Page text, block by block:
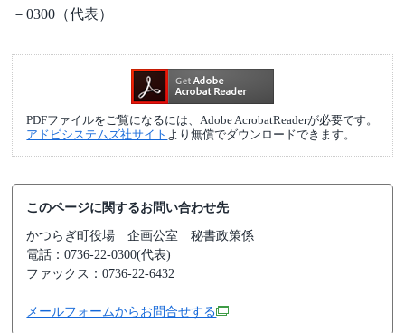
－0300（代表）
PDFファイルをご覧になるには、Adobe AcrobatReaderが必要です。
アドビシステムズ社サイト より無償でダウンロードできます。
このページに関するお問い合わせ先
かつらぎ町役場企画公室 秘書政策係
電話：0736-22-0300(代表)
ファックス：0736-22-6432
メールフォームからお問合せする